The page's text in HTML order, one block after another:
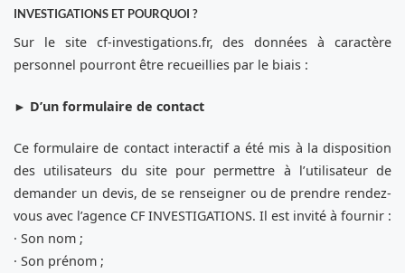
INVESTIGATIONS ET POURQUOI ?
Sur le site cf-investigations.fr, des données à caractère
personnel pourront être recueillies par le biais :
► D’un formulaire de contact
Ce formulaire de contact interactif a été mis à la disposition
des utilisateurs du site pour permettre à l’utilisateur de
demander un devis, de se renseigner ou de prendre rendez-
vous avec l’agence CF INVESTIGATIONS. Il est invité à fournir :
· Son nom ;
· Son prénom ;